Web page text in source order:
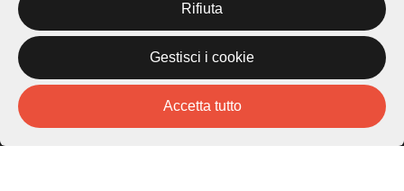
Privacy Policy
Credits
Homepage
Storie
Novità
Rifiuta
Gestisci i cookie
Accetta tutto